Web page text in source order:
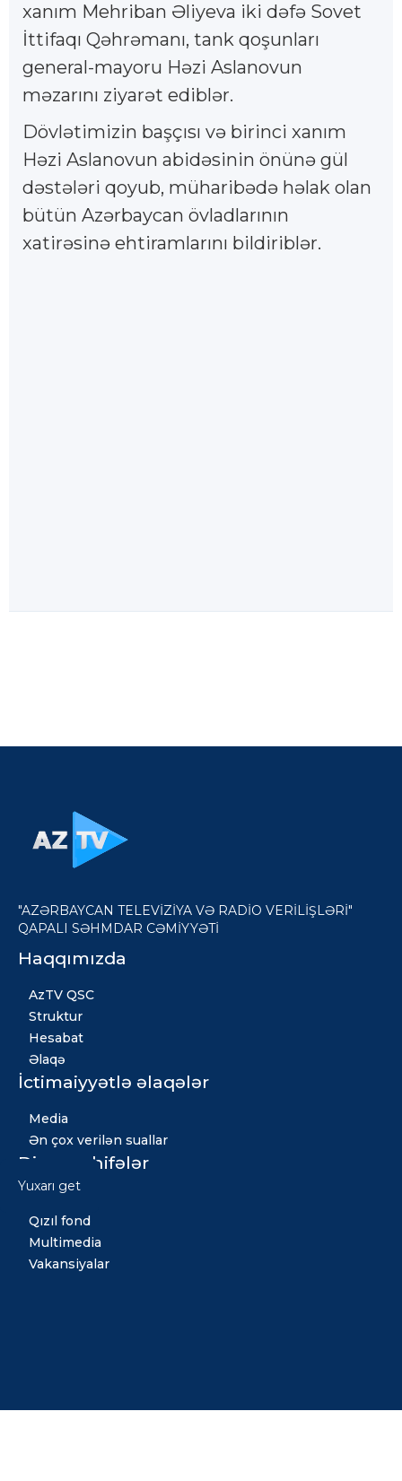
xanım Mehriban Əliyeva iki dəfə Sovet
İttifaqı Qəhrəmanı, tank qoşunları
general-mayoru Həzi Aslanovun
məzarını ziyarət ediblər.
Dövlətimizin başçısı və birinci xanım
Həzi Aslanovun abidəsinin önünə gül
dəstələri qoyub, müharibədə həlak olan
bütün Azərbaycan övladlarının
xatirəsinə ehtiramlarını bildiriblər.
"AZƏRBAYCAN TELEVİZİYA VƏ RADİO VERİLİŞLƏRİ"
QAPALI SƏHMDAR CƏMİYYƏTİ
Haqqımızda
AzTV QSC
Struktur
Hesabat
Əlaqə
İctimaiyyətlə əlaqələr
Media
Ən çox verilən suallar
Digər səhifələr
Qızıl fond
Multimedia
Vakansiyalar
Yuxarı get